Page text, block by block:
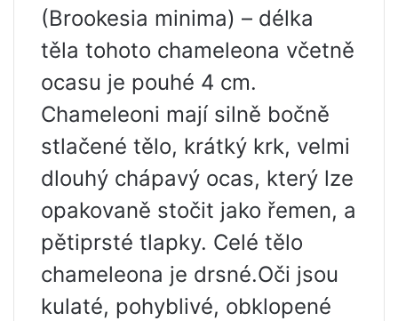
(Brookesia minima) – délka
těla tohoto chameleona včetně
ocasu je pouhé 4 cm.
Chameleoni mají silně bočně
stlačené tělo, krátký krk, velmi
dlouhý chápavý ocas, který lze
opakovaně stočit jako řemen, a
pětiprsté tlapky. Celé tělo
chameleona je drsné.Oči jsou
kulaté, pohyblivé, obklopené